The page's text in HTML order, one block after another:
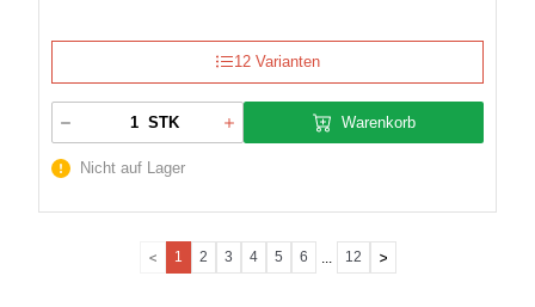
12 Varianten
STK Warenkorb
Nicht auf Lager
1 2 3 4 5 6 ... 12